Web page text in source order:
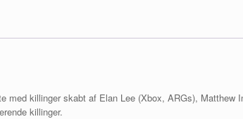
killinger skabt af Elan Lee (Xbox, ARGs), Matthew
killinger.